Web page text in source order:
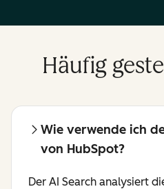
Häufig
Wie verwende ich
von HubSpot?
Der AI Search analysiert